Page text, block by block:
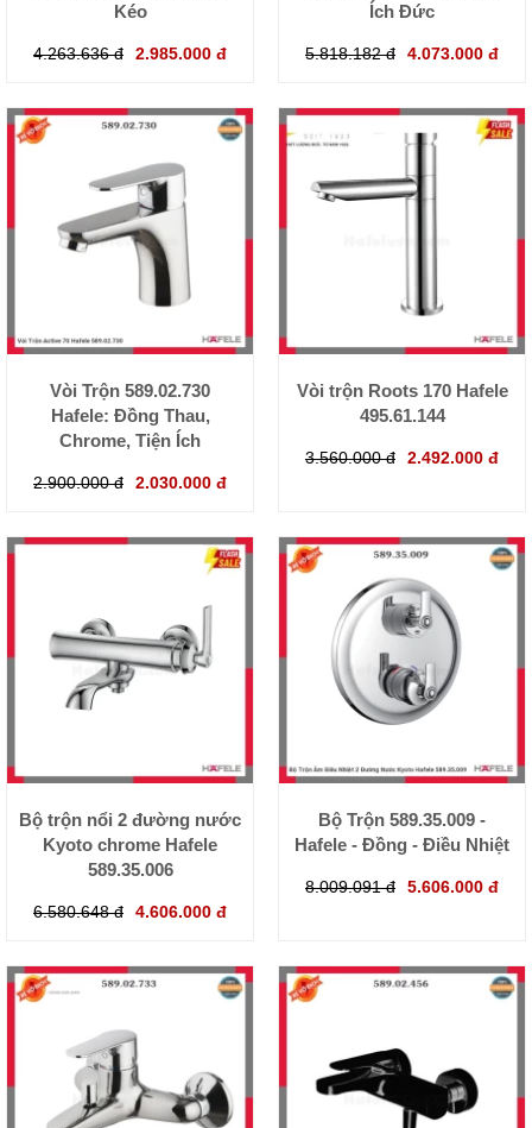
Kéo
4.263.636 đ 2.985.000 đ
Ích Đức
5.818.182 đ 4.073.000 đ
Vòi Trộn 589.02.730
Hafele: Đồng Thau,
Chrome, Tiện Ích
2.900.000 đ 2.030.000 đ
Vòi trộn Roots 170 Hafele
495.61.144
3.560.000 đ 2.492.000 đ
Bộ trộn nổi 2 đường nước
Kyoto chrome Hafele
589.35.006
6.580.648 đ 4.606.000 đ
Bộ Trộn 589.35.009 -
Hafele - Đồng - Điều Nhiệt
8.009.091 đ 5.606.000 đ